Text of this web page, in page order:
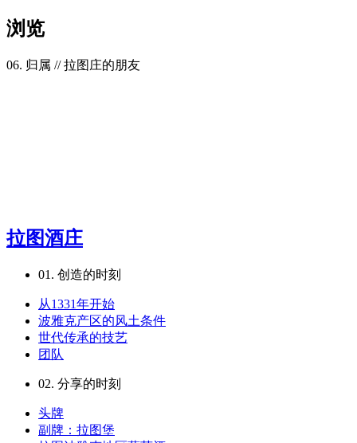
浏览
06. 归属 // 拉图庄的朋友
拉图酒庄
01. 创造的时刻
从1331年开始
波雅克产区的风土条件
世代传承的技艺
团队
02. 分享的时刻
头牌
副牌：拉图堡